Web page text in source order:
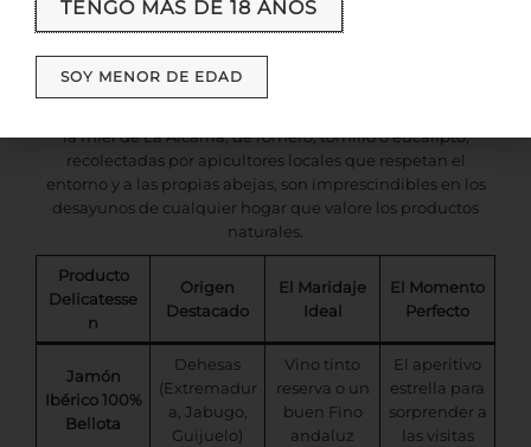
10. Miel Pura y Natural
la miel de La Alcarria, de romero, tomillo o eucalipto,
recolectadas por apicultores locales que respetan el
entorno y a las propias abejas, son imprescindibles en los
desayunos de cualquier hogar que valore los productos
naturales.
Producto
Delicatesse
n
Origen
Destacado
El Maridaje
Ideal
El Momento
Perfecto
Jamón
Ibérico 100%
Bellota
Dehesas
(Extremadur
a, Jabugo,
Guijuelo)
Vino tinto
reserva o un
buen Fino
andaluz
El aperitivo
estrella para
sorprender a
las visitas
TENGO MÁS DE 18 AÑOS
SOY MENOR DE EDAD